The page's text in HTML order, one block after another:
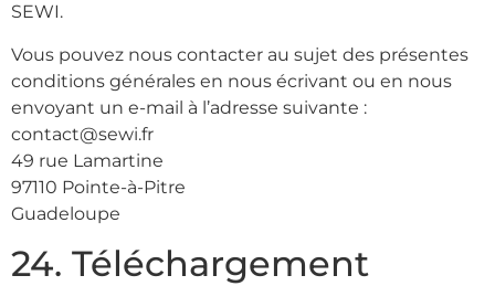
SEWI.
Vous pouvez nous contacter au sujet des présentes
conditions générales en nous écrivant ou en nous
envoyant un e-mail à l’adresse suivante :
contact@sewi.fr
49 rue Lamartine
97110 Pointe-à-Pitre
Guadeloupe
24. Téléchargement